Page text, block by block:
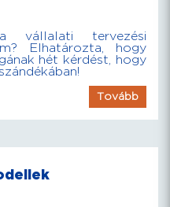
tervezési
Elhatározta, hogy
hét kérdést, hogy
Tovább